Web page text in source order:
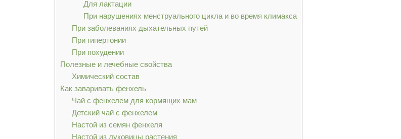
Для лактации
При нарушениях менструального цикла и во время климакса
При заболеваниях дыхательных путей
При гипертонии
При похудении
Полезные и лечебные свойства
Химический состав
Как заваривать фенхель
Чай с фенхелем для кормящих мам
Детский чай с фенхелем
Настой из семян фенхеля
Настой из луковицы растения